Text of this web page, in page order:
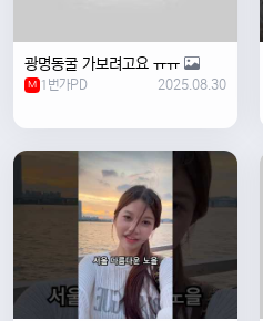
광명동굴 가보려고요 ㅠㅠ
M 1번가PD 2025.08.30